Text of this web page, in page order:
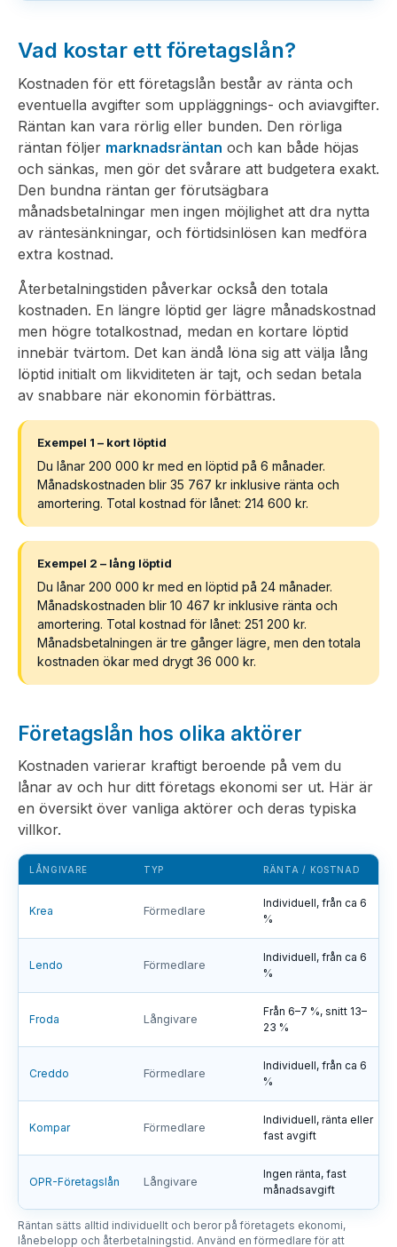
Vad kostar ett företagslån?
Kostnaden för ett företagslån består av ränta och
eventuella avgifter som uppläggnings- och aviavgifter.
Räntan kan vara rörlig eller bunden. Den rörliga
räntan följer marknadsräntan och kan både höjas
och sänkas, men gör det svårare att budgetera exakt.
Den bundna räntan ger förutsägbara
månadsbetalningar men ingen möjlighet att dra nytta
av räntesänkningar, och förtidsinlösen kan medföra
extra kostnad.
Återbetalningstiden påverkar också den totala
kostnaden. En längre löptid ger lägre månadskostnad
men högre totalkostnad, medan en kortare löptid
innebär tvärtom. Det kan ändå löna sig att välja lång
löptid initialt om likviditeten är tajt, och sedan betala
av snabbare när ekonomin förbättras.
Exempel 1 – kort löptid
Du lånar 200 000 kr med en löptid på 6 månader.
Månadskostnaden blir 35 767 kr inklusive ränta och
amortering. Total kostnad för lånet: 214 600 kr.
Exempel 2 – lång löptid
Du lånar 200 000 kr med en löptid på 24 månader.
Månadskostnaden blir 10 467 kr inklusive ränta och
amortering. Total kostnad för lånet: 251 200 kr.
Månadsbetalningen är tre gånger lägre, men den totala
kostnaden ökar med drygt 36 000 kr.
Företagslån hos olika aktörer
Kostnaden varierar kraftigt beroende på vem du
lånar av och hur ditt företags ekonomi ser ut. Här är
en översikt över vanliga aktörer och deras typiska
villkor.
LÅNGIVARE TYP RÄNTA / KOSTNAD
Krea Förmedlare
Individuell, från ca 6
%
Lendo Förmedlare
Individuell, från ca 6
%
Froda Långivare
Från 6–7 %, snitt 13–
23 %
Creddo Förmedlare
Individuell, från ca 6
%
Kompar Förmedlare
Individuell, ränta eller
fast avgift
OPR-Företagslån Långivare
Ingen ränta, fast
månadsavgift
Räntan sätts alltid individuellt och beror på företagets ekonomi,
lånebelopp och återbetalningstid. Använd en förmedlare för att